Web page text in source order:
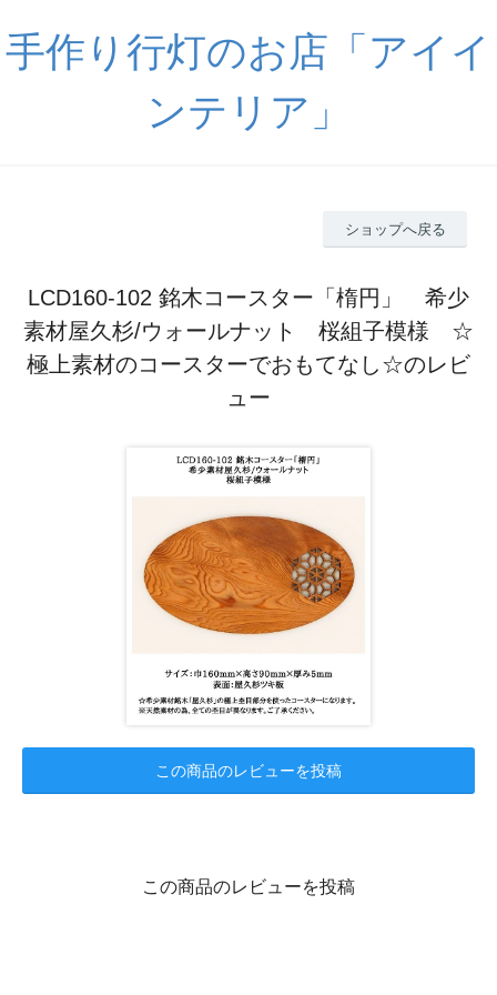
手作り行灯のお店「アイイ
ンテリア」
ショップへ戻る
LCD160-102 銘木コースター「楕円」 希少
素材屋久杉/ウォールナット 桜組子模様 ☆
極上素材のコースターでおもてなし☆のレビ
ュー
この商品のレビューを投稿
この商品のレビューを投稿